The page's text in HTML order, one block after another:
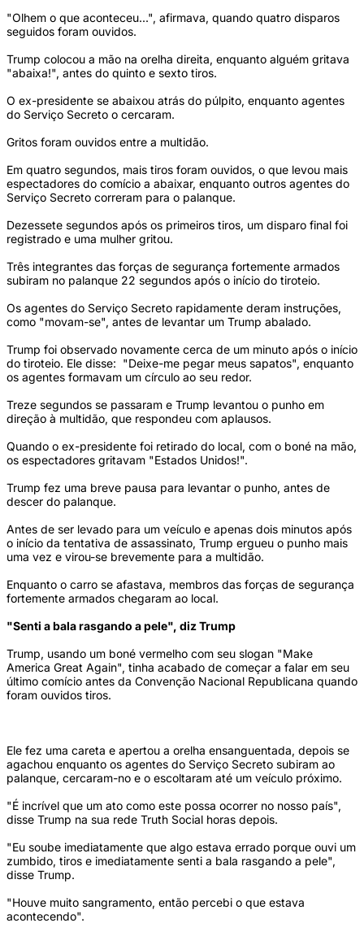
"Olhem o que aconteceu...", afirmava, quando quatro disparos
seguidos foram ouvidos.
Trump colocou a mão na orelha direita, enquanto alguém gritava
"abaixa!", antes do quinto e sexto tiros.
O ex-presidente se abaixou atrás do púlpito, enquanto agentes
do Serviço Secreto o cercaram.
Gritos foram ouvidos entre a multidão.
Em quatro segundos, mais tiros foram ouvidos, o que levou mais
espectadores do comício a abaixar, enquanto outros agentes do
Serviço Secreto correram para o palanque.
Dezessete segundos após os primeiros tiros, um disparo final foi
registrado e uma mulher gritou.
Três integrantes das forças de segurança fortemente armados
subiram no palanque 22 segundos após o início do tiroteio.
Os agentes do Serviço Secreto rapidamente deram instruções,
como "movam-se", antes de levantar um Trump abalado.
Trump foi observado novamente cerca de um minuto após o início
do tiroteio. Ele disse: "Deixe-me pegar meus sapatos", enquanto
os agentes formavam um círculo ao seu redor.
Treze segundos se passaram e Trump levantou o punho em
direção à multidão, que respondeu com aplausos.
Quando o ex-presidente foi retirado do local, com o boné na mão,
os espectadores gritavam "Estados Unidos!".
Trump fez uma breve pausa para levantar o punho, antes de
descer do palanque.
Antes de ser levado para um veículo e apenas dois minutos após
o início da tentativa de assassinato, Trump ergueu o punho mais
uma vez e virou-se brevemente para a multidão.
Enquanto o carro se afastava, membros das forças de segurança
fortemente armados chegaram ao local.
"Senti a bala rasgando a pele", diz Trump
Trump, usando um boné vermelho com seu slogan "Make
America Great Again", tinha acabado de começar a falar em seu
último comício antes da Convenção Nacional Republicana quando
foram ouvidos tiros.
Ele fez uma careta e apertou a orelha ensanguentada, depois se
agachou enquanto os agentes do Serviço Secreto subiram ao
palanque, cercaram-no e o escoltaram até um veículo próximo.
"É incrível que um ato como este possa ocorrer no nosso país",
disse Trump na sua rede Truth Social horas depois.
"Eu soube imediatamente que algo estava errado porque ouvi um
zumbido, tiros e imediatamente senti a bala rasgando a pele",
disse Trump.
"Houve muito sangramento, então percebi o que estava
acontecendo".